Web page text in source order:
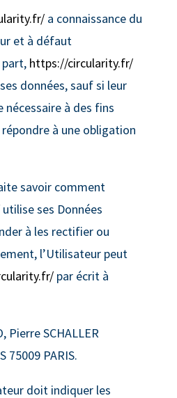
a connaissance du
et à défaut
part, https://circularity.fr/
données, sauf si leur
nécessaire à des fins
à une obligation
savoir comment
utilise ses Données
à les rectifier ou
l’Utilisateur peut
par écrit à
Pierre SCHALLER
75009 PARIS.
doit indiquer les